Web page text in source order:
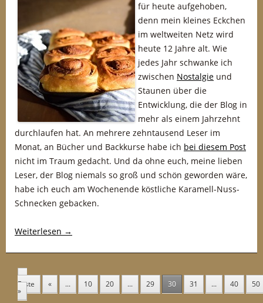
für heute aufgehoben,
denn mein kleines Eckchen
im weltweiten Netz wird
heute 12 Jahre alt. Wie
jedes Jahr schwanke ich
zwischen Nostalgie und
Staunen über die
Entwicklung, die der Blog in
mehr als einem Jahrzehnt
durchlaufen hat. An mehrere zehntausend Leser im
Monat, an Bücher und Backkurse habe ich bei diesem Post
nicht im Traum gedacht. Und da ohne euch, meine lieben
Leser, der Blog niemals so groß und schön geworden wäre,
habe ich euch am Wochenende köstliche Karamell-Nuss-
Schnecken gebacken.
Weiterlesen →
«
Erste « ... 10 20 ... 29 30 31 ... 40 50
»